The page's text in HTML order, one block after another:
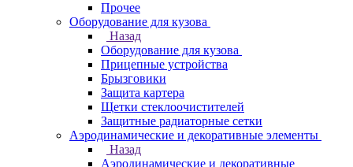
Прочее
Оборудование для кузова
Назад
Оборудование для кузова
Прицепные устройства
Брызговики
Защита картера
Щетки стеклоочистителей
Защитные радиаторные сетки
Аэродинамические и декоративные элементы
Назад
Аэродинамические и декоративные